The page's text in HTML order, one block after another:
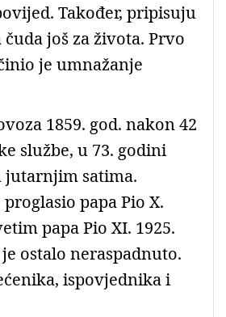
Također, pripisuju
još za života. Prvo
je umnažanje
1859. god. nakon 42
službe, u 73. godini
satima.
papa Pio X.
papa Pio XI. 1925.
ostalo neraspadnuto.
ispovjednika i